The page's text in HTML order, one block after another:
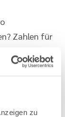
zu
Zahlen für
oder
und